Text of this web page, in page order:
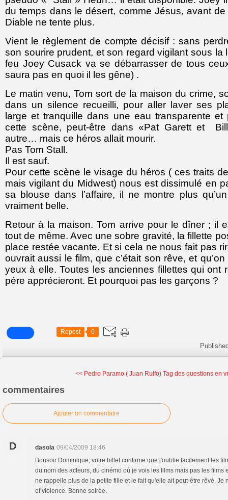
du temps dans le désert, comme Jésus, avant
Diable ne tente plus.
Vient le règlement de compte décisif : sans
son sourire prudent, et son regard vigilant sous la
feu Joey Cusack va se débarrasser de tous
saura pas en quoi il les gêne) .
Le matin venu, Tom sort de la maison du crime,
dans un silence recueilli, pour aller laver ses
large et tranquille dans une eau transparente
cette scène, peut-être dans «Pat Garett et
autre… mais ce héros allait mourir.
Pas Tom Stall.
Il est sauf.
Pour cette scène le visage du héros ( ces traits
mais vigilant du Midwest) nous est dissimulé en
sa blouse dans l’affaire, il ne montre plus
vraiment belle.
Retour à la maison. Tom arrive pour le dîner ; il
tout de même. Avec une sobre gravité, la fillette
place restée vacante. Et si cela ne nous fait pas
ouvrait aussi le film, que c’était son rêve, et
yeux à elle. Toutes les anciennes fillettes qui ont
père apprécieront. Et pourquoi pas les garçons ?
Repost 0
<< Pedro Paramo ( Juan Rulfo) Tag des questions en
commentaires
Ajouter un commentaire
D dasola 09/04/2009 18:46
Bonsoir Dominique, votre billet confirme que j'oublie facilement les
du nom des acteurs, du cinémo où je vois les films mais pas les films
ne rappelle plus de la petite fille et le fait qu'elle ait peut-être rêvé. Je
of violence. Bonne soirée.